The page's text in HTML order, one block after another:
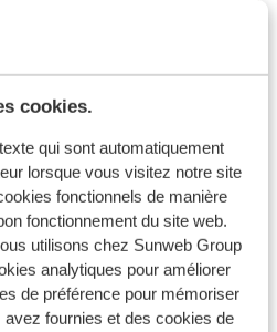
cookies.
qui sont automatiquement
lorsque vous visitez notre site
fonctionnels de manière
fonctionnement du site web.
utilisons chez Sunweb Group
analytiques pour améliorer
de préférence pour mémoriser
fournies et des cookies de